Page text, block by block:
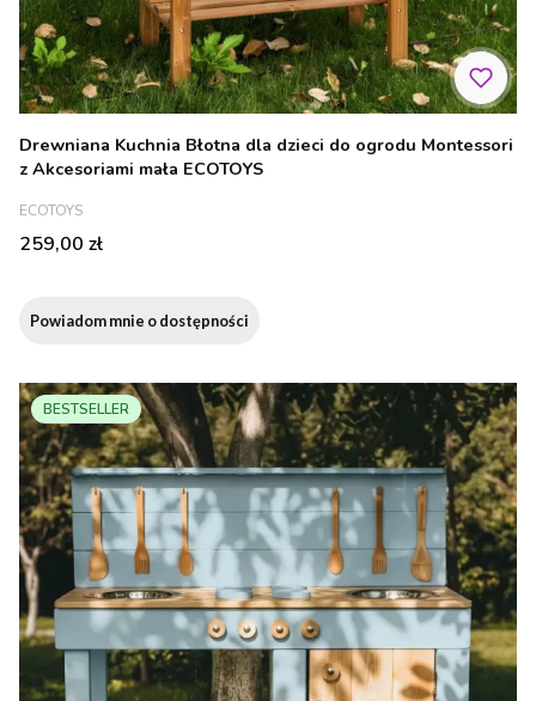
Drewniana Kuchnia Błotna dla dzieci do ogrodu Montessori
z Akcesoriami mała ECOTOYS
PRODUCENT
ECOTOYS
Cena
259,00 zł
Powiadom mnie o dostępności
BESTSELLER